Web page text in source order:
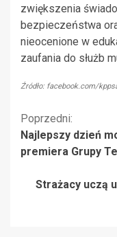
zwiększenia
bezpieczeństwa
nieocenione w
zaufania do służb
Źródło: facebook.com/
Kontynuuj
czytanie
Poprzedni:
Najlepszy dzień
premiera Grupy
Strażacy uczą